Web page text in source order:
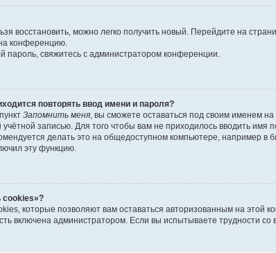
восстановить, можно легко получить новый. Перейдите на
конференцию.
пароль, свяжитесь с администратором конференции.
повторять ввод имени и пароля?
Запомнить меня , вы сможете оставаться под своим именем
учётной записью. Для того чтобы вам не приходилось вводить
делать это на общедоступном компьютере, например в
эту функцию.
cookies»?
которые позволяют вам оставаться авторизованным на этой
включена администратором. Если вы испытываете трудности